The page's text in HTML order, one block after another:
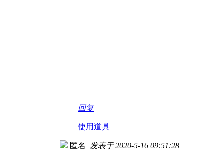
回复
使用道具
匿名 发表于 2020-5-16 09:51:28